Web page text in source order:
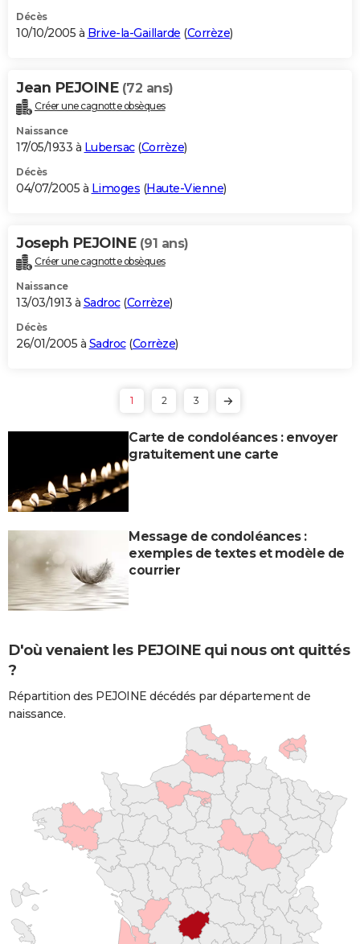
Décès
10/10/2005 à Brive-la-Gaillarde (Corrèze)
Jean PEJOINE (72 ans)
Créer une cagnotte obsèques
Naissance
17/05/1933 à Lubersac(Corrèze)
Décès
04/07/2005 à Limoges (Haute-Vienne)
Joseph PEJOINE (91 ans)
Créer une cagnotte obsèques
Naissance
13/03/1913 à Sadroc(Corrèze)
Décès
26/01/2005 à Sadroc(Corrèze)
1 2 3
Carte de condoléances : envoyer
gratuitement une carte
Message de condoléances :
exemples de textes et modèle de
courrier
D'où venaient les PEJOINE qui nous ont quittés
?
Répartition des PEJOINE décédés par département de
naissance.